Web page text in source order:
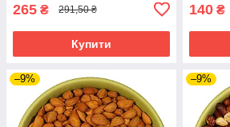
265 ₴ 291,50 ₴
Купити
140 ₴
–9% –9%